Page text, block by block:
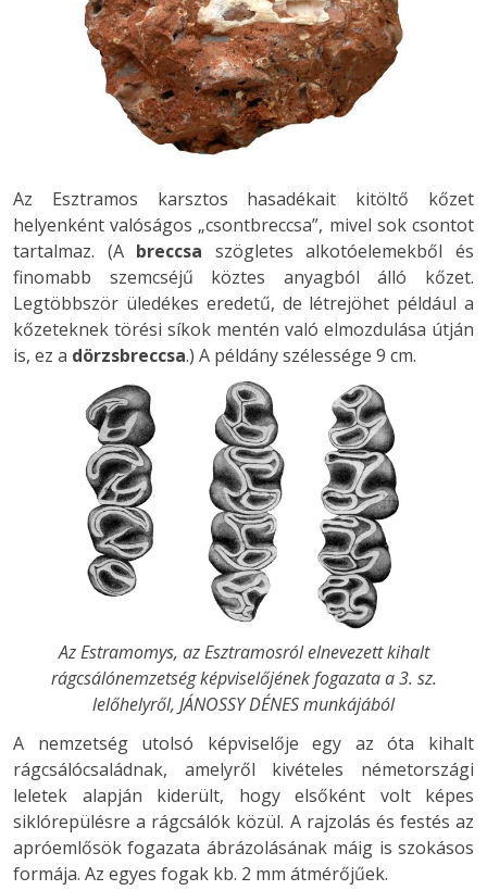
Az Esztramos karsztos hasadékait kitöltő kőzet
helyenként valóságos „csontbreccsa”, mivel sok csontot
tartalmaz. (A breccsa szögletes alkotóelemekből és
finomabb szemcséjű köztes anyagból álló kőzet.
Legtöbbször üledékes eredetű, de létrejöhet például a
kőzeteknek törési síkok mentén való elmozdulása útján
is, ez a dörzsbreccsa.) A példány szélessége 9 cm.
Az Estramomys, az Esztramosról elnevezett kihalt
rágcsálónemzetség képviselőjének fogazata a 3. sz.
lelőhelyről, JÁNOSSY DÉNES munkájából
A nemzetség utolsó képviselője egy az óta kihalt
rágcsálócsaládnak, amelyről kivételes németországi
leletek alapján kiderült, hogy elsőként volt képes
siklórepülésre a rágcsálók közül. A rajzolás és festés az
apróemlősök fogazata ábrázolásának máig is szokásos
formája. Az egyes fogak kb. 2 mm átmérőjűek.